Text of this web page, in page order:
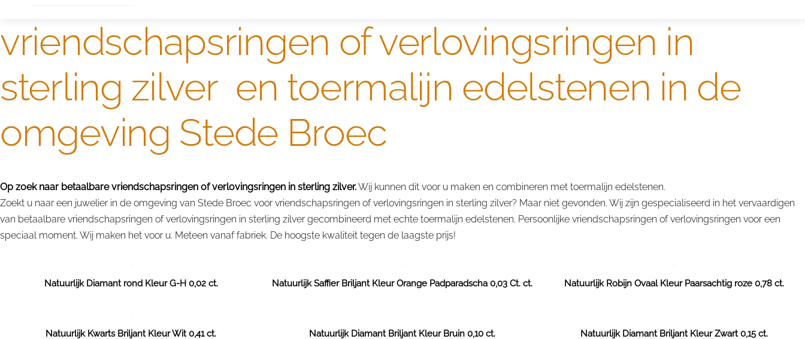
vriendschapsringen of verlovingsringen in
sterling zilver en toermalijn edelstenen in de
omgeving Stede Broec
Op zoek naar betaalbare vriendschapsringen of verlovingsringen in sterling zilver.Wij kunnen dit voor u maken en combineren met toermalijn edelstenen.
Zoekt u naar een juwelier in de omgeving van Stede Broec voor vriendschapsringen of verlovingsringen in sterling zilver? Maar niet gevonden. Wij zijn gespecialiseerd in het vervaardigen
van betaalbare vriendschapsringen of verlovingsringen in sterling zilver gecombineerd met echte toermalijn edelstenen. Persoonlijke vriendschapsringen of verlovingsringen voor een
speciaal moment. Wij maken het voor u. Meteen vanaf fabriek. De hoogste kwaliteit tegen de laagste prijs!
Natuurlijk Diamant rond Kleur G-H 0,02 ct. Natuurlijk Saffier Briljant Kleur Orange Padparadscha 0,03 Ct. ct. Natuurlijk Robijn Ovaal Kleur Paarsachtig roze 0,78 ct.
Natuurlijk Kwarts Briljant Kleur Wit 0,41 ct. Natuurlijk Diamant Briljant Kleur Bruin 0,10 ct. Natuurlijk Diamant Briljant Kleur Zwart 0,15 ct.